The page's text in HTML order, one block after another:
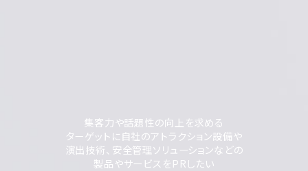
集客力や話題性の向上を求める
ターゲットに自社のアトラクション設備や
演出技術、安全管理ソリューションなどの
製品やサービスをPRしたい